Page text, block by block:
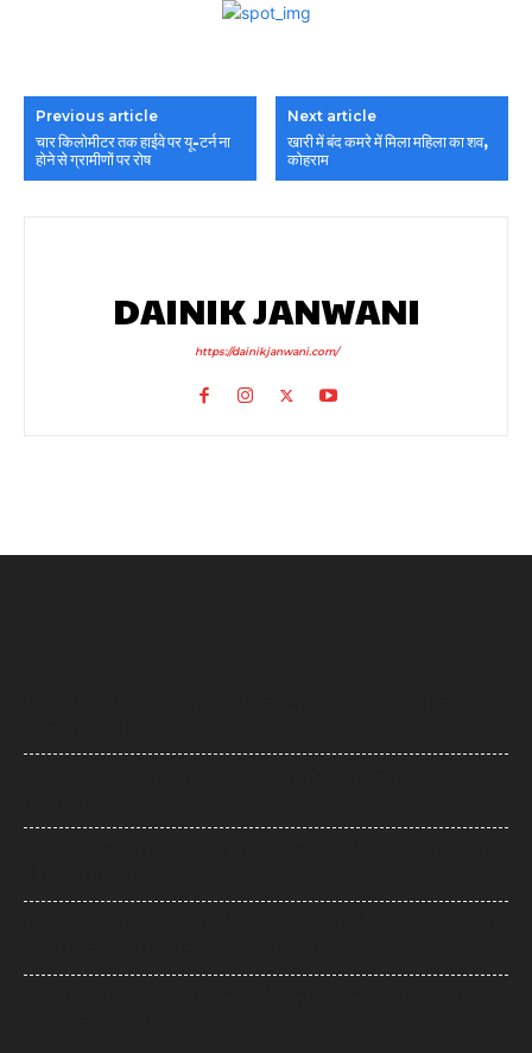
Previous article
चार किलोमीटर तक हाईवे पर यू-टर्न ना
होने से ग्रामीणों पर रोष
Next article
खारी में बंद कमरे में मिला महिला का शव,
कोहराम
DAINIK JANWANI
https://dainikjanwani.com/